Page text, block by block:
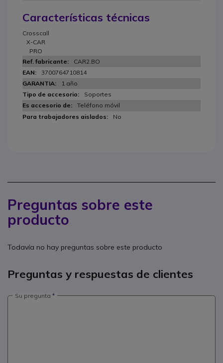
Características técnicas
Crosscall
X-CAR
PRO
CAR2.BO
3700764710814
1 año
Soportes
Teléfono móvil
No
Preguntas sobre este
producto
Todavía no hay preguntas sobre este producto
Preguntas y respuestas de clientes
Su pregunta